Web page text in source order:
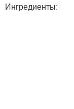
Ингредиенты: